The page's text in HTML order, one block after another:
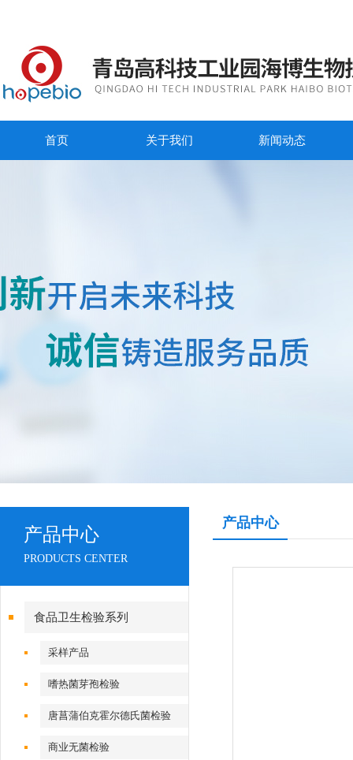
首页 关于我们 新闻动态
产品中心
PRODUCTS CENTER
食品卫生检验系列
采样产品
嗜热菌芽孢检验
唐菖蒲伯克霍尔德氏菌检验
商业无菌检验
产品中心